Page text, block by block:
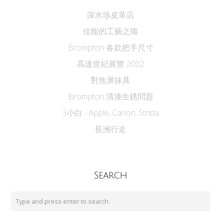
深水埗皮革店
佳能的工藝之殤
Brompton 各款把手尺寸
高達世紀展覽 2002
對焦屏抹具
Brompton 清漆生銹問題
3小白 - Apple, Canon, Strida
長洲行走
Search